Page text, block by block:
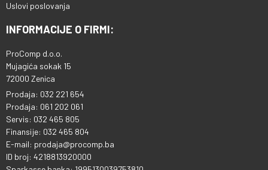
Uslovi poslovanja
INFORMACIJE O FIRMI:
ProComp d.o.o.
Mujagića sokak 15
72000 Zenica
Prodaja: 032 221 654
Prodaja: 061 202 061
Servis: 032 465 805
Finansije: 032 465 804
E-mail: prodaja@procomp.ba
ID broj: 4218813920000